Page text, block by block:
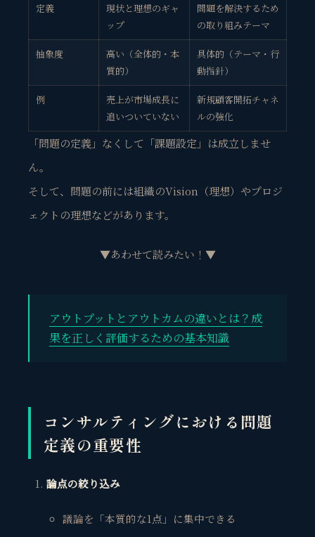
定義
現状と理想のギャ
ップ
問題を解決するため
の取り組みテーマ
抽象度
高い（全体的・本
質的）
具体的（テーマ・行
動指針）
例
売上が市場成長に
追いついていない
新規顧客開拓チャネ
ルの強化
「問題の定義」なくして「課題設定」は成立しませ
ん。
そして、問題の前には組織のVision（理想）やプロジ
ェクトの理想などがあります。
▼あわせて読みたい！▼
アウトプットとアウトカムの違いとは？成
果を正しく評価するための基本知識
コンサルティングにおける問題
定義の重要性
論点の絞り込み
議論を「本質的な1点」に集中できる